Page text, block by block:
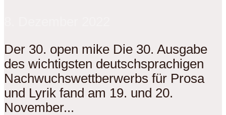
Der 30. open mike Die 30. Ausgabe
des wichtigsten deutschsprachigen
Nachwuchswettberwerbs für Prosa
und Lyrik fand am 19. und 20.
November...